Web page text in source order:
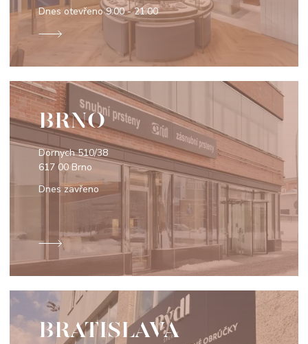
Dnes otevřeno9:00 - 21:00
BRNO
Dornych 510/38
617 00 Brno
Dnes zavřeno
BRATISLAVA